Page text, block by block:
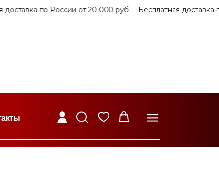
по России от 20 000 руб Бесплатная доставка